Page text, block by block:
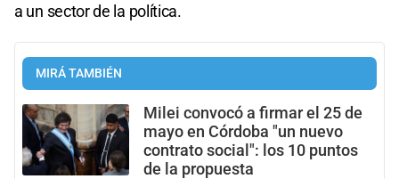
a un sector de la política.
MIRÁ TAMBIÉN
Milei convocó a firmar el 25 de
mayo en Córdoba "un nuevo
contrato social": los 10 puntos
de la propuesta